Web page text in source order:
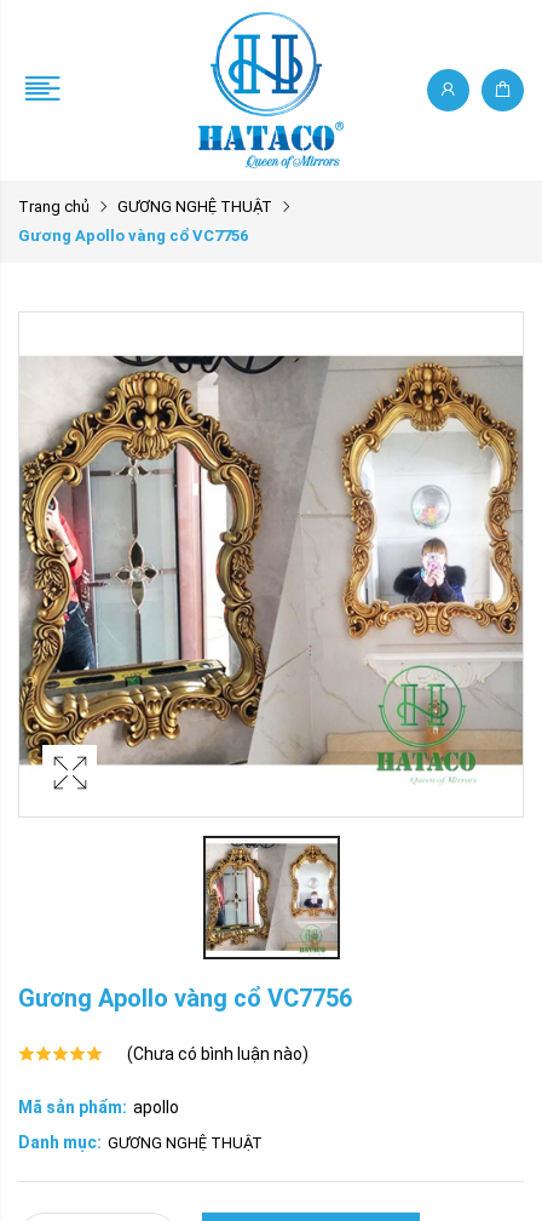
Trang chủ
GƯƠNG NGHỆ THUẬT
Gương Apollo vàng cổ VC7756
Gương Apollo vàng cổ VC7756
(Chưa có bình luận nào)
Mã sản phẩm: apollo
Danh mục: GƯƠNG NGHỆ THUẬT